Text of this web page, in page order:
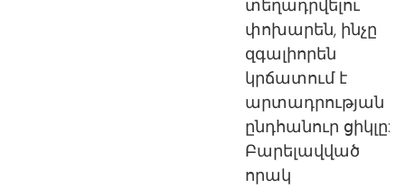
տեղադրվելու
փոխարեն, ինչը
զգալիորեն
կրճատում է
արտադրության
ընդհանուր ցիկլը:
Բարելավված
որակ